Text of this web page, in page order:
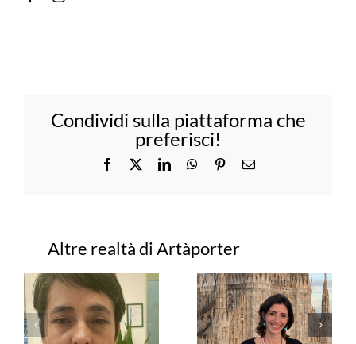
Condividi sulla piattaforma che
preferisci!
Facebook LinkedInWhatsApp
PinterestEmail
Progetti correlati